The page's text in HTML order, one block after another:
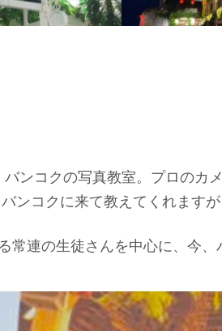
ンコクの写真教室。プロのカ
ンコクに来て教えてくれます
常連の生徒さんを中心に、今、